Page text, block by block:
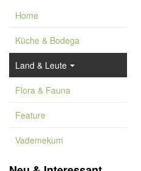
Home
Küche & Bodega
Land & Leute
Flora & Fauna
Feature
Vademekum